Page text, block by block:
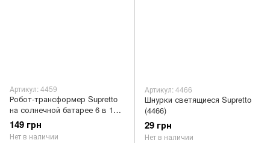
Артикул: 4459
Робот-трансформер Supretto
на солнечной батарее 6 в 1
(4459)
149 грн
Нет в наличии
Артикул: 4466
Шнурки светящиеся Supretto
(4466)
29 грн
Нет в наличии